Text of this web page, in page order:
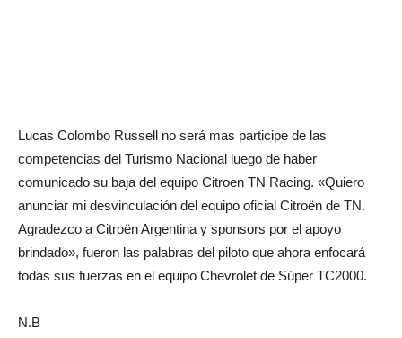
Lucas Colombo Russell no será mas participe de las
competencias del Turismo Nacional luego de haber
comunicado su baja del equipo Citroen TN Racing. «Quiero
anunciar mi desvinculación del equipo oficial Citroën de TN.
Agradezco a Citroën Argentina y sponsors por el apoyo
brindado», fueron las palabras del piloto que ahora enfocará
todas sus fuerzas en el equipo Chevrolet de Súper TC2000.
N.B